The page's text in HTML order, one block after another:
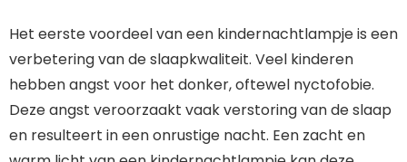
Het eerste voordeel van een kindernachtlampje is een
verbetering van de slaapkwaliteit. Veel kinderen
hebben angst voor het donker, oftewel nyctofobie.
Deze angst veroorzaakt vaak verstoring van de slaap
en resulteert in een onrustige nacht. Een zacht en